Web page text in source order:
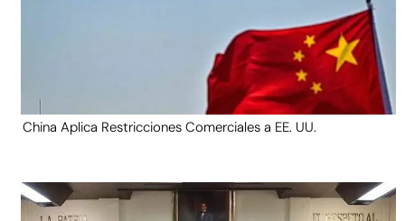
China Aplica Restricciones Comerciales a EE. UU.